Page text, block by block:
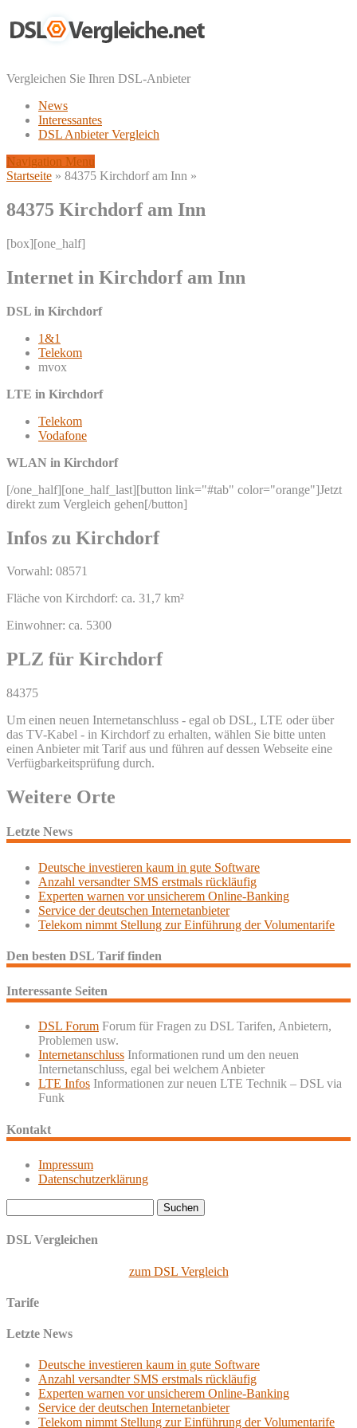
Vergleichen Sie Ihren DSL-Anbieter
News
Interessantes
DSL Anbieter Vergleich
Navigation Menu
Startseite » 84375 Kirchdorf am Inn »
84375 Kirchdorf am Inn
[box][one_half]
Internet in Kirchdorf am Inn
DSL in Kirchdorf
1&1
Telekom
mvox
LTE in Kirchdorf
Telekom
Vodafone
WLAN in Kirchdorf
[/one_half][one_half_last][button link="#tab" color="orange"]Jetzt
direkt zum Vergleich gehen[/button]
Infos zu Kirchdorf
Vorwahl: 08571
Fläche von Kirchdorf: ca. 31,7 km²
Einwohner: ca. 5300
PLZ für Kirchdorf
84375
Um einen neuen Internetanschluss - egal ob DSL, LTE oder über
das TV-Kabel - in Kirchdorf zu erhalten, wählen Sie bitte unten
einen Anbieter mit Tarif aus und führen auf dessen Webseite eine
Verfügbarkeitsprüfung durch.
Weitere Orte
Letzte News
Deutsche investieren kaum in gute Software
Anzahl versandter SMS erstmals rückläufig
Experten warnen vor unsicherem Online-Banking
Service der deutschen Internetanbieter
Telekom nimmt Stellung zur Einführung der Volumentarife
Den besten DSL Tarif finden
Interessante Seiten
DSL Forum Forum für Fragen zu DSL Tarifen, Anbietern,
Problemen usw.
Internetanschluss Informationen rund um den neuen
Internetanschluss, egal bei welchem Anbieter
LTE Infos Informationen zur neuen LTE Technik – DSL via
Funk
Kontakt
Impressum
Datenschutzerklärung
nach:
DSL Vergleichen
zum DSL Vergleich
Tarife
Letzte News
Deutsche investieren kaum in gute Software
Anzahl versandter SMS erstmals rückläufig
Experten warnen vor unsicherem Online-Banking
Service der deutschen Internetanbieter
Telekom nimmt Stellung zur Einführung der Volumentarife